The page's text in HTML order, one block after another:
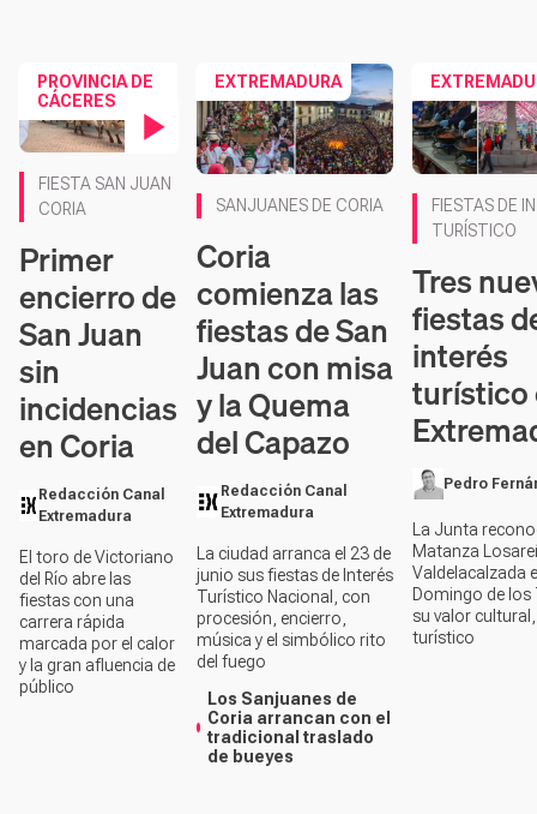
PROVINCIA DE
CÁCERES
FIESTA SAN JUAN
CORIA
Primer
encierro de
San Juan
sin
incidencias
en Coria
Redacción Canal
Extremadura
El toro de Victoriano
del Río abre las
fiestas con una
carrera rápida
marcada por el calor
y la gran afluencia de
público
EXTREMADURA
SANJUANES DE CORIA
Coria
comienza las
fiestas de San
Juan con misa
y la Quema
del Capazo
Redacción Canal
Extremadura
La ciudad arranca el 23 de
junio sus fiestas de Interés
Turístico Nacional, con
procesión, encierro,
música y el simbólico rito
del fuego
Los Sanjuanes de
Coria arrancan con el
tradicional traslado
de bueyes
FIESTAS DE
TURÍSTICO
Tres
fiestas
interés
turístico
Pedro
La Junta
Matanza
Valdelacalzada
Domingo de
su valor
turístico